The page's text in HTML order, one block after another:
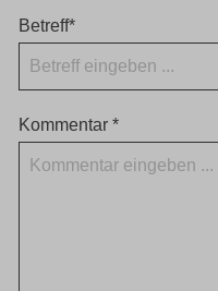
Betreff*
Kommentar *